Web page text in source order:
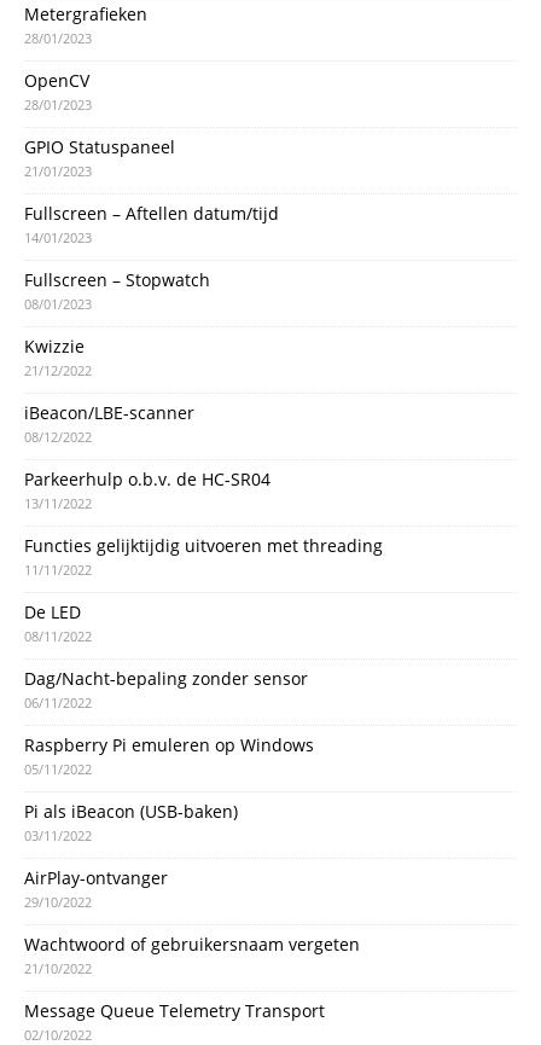
Metergrafieken
28/01/2023
OpenCV
28/01/2023
GPIO Statuspaneel
21/01/2023
Fullscreen – Aftellen datum/tijd
14/01/2023
Fullscreen – Stopwatch
08/01/2023
Kwizzie
21/12/2022
iBeacon/LBE-scanner
08/12/2022
Parkeerhulp o.b.v. de HC-SR04
13/11/2022
Functies gelijktijdig uitvoeren met threading
11/11/2022
De LED
08/11/2022
Dag/Nacht-bepaling zonder sensor
06/11/2022
Raspberry Pi emuleren op Windows
05/11/2022
Pi als iBeacon (USB-baken)
03/11/2022
AirPlay-ontvanger
29/10/2022
Wachtwoord of gebruikersnaam vergeten
21/10/2022
Message Queue Telemetry Transport
02/10/2022